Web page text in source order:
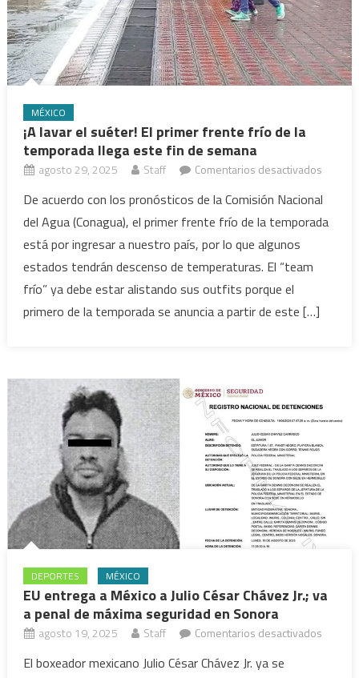
MÉXICO
¡A lavar el suéter! El primer frente frío de la
temporada llega este fin de semana
agosto 29, 2025 Staff Comentarios desactivadosen
lavar
el
llega
fin
de
semana
De acuerdo con los pronósticos de la Comisión Nacional
del Agua (Conagua), el primer frente frío de la temporada
está por ingresar a nuestro país, por lo que algunos
estados tendrán descenso de temperaturas. El “team
frío” ya debe estar alistando sus outfits porque el
primero de la temporada se anuncia a partir de este […]
DEPORTES MÉXICO
EU entrega a México a Julio César Chávez Jr.; va
a penal de máxima seguridad en Sonora
agosto 19, 2025 Staff Comentarios desactivadosen
El boxeador mexicano Julio César Chávez Jr. ya se